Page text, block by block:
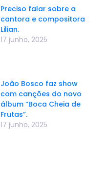
Preciso falar sobre a
cantora e compositora
Lilian.
17 junho, 2025
João Bosco faz show
com canções do novo
álbum “Boca Cheia de
Frutas”.
17 junho, 2025